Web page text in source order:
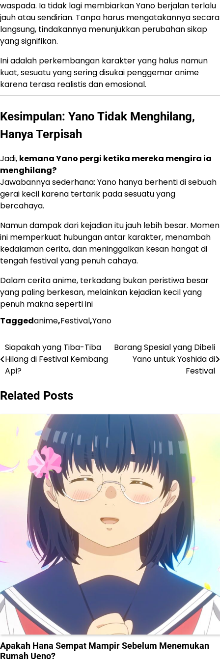
waspada. Ia tidak lagi membiarkan Yano berjalan terlalu
jauh atau sendirian. Tanpa harus mengatakannya secara
langsung, tindakannya menunjukkan perubahan sikap
yang signifikan.
Ini adalah perkembangan karakter yang halus namun
kuat, sesuatu yang sering disukai penggemar anime
karena terasa realistis dan emosional.
Kesimpulan: Yano Tidak Menghilang,
Hanya Terpisah
Jadi, kemana Yano pergi ketika mereka mengira ia
menghilang?
Jawabannya sederhana: Yano hanya berhenti di sebuah
gerai kecil karena tertarik pada sesuatu yang
bercahaya.
Namun dampak dari kejadian itu jauh lebih besar. Momen
ini memperkuat hubungan antar karakter, menambah
kedalaman cerita, dan meninggalkan kesan hangat di
tengah festival yang penuh cahaya.
Dalam cerita anime, terkadang bukan peristiwa besar
yang paling berkesan, melainkan kejadian kecil yang
penuh makna seperti ini
Taggedanime,Festival,Yano
Navigasi
pos
Siapakah yang Tiba-Tiba
Hilang di Festival Kembang
Api?
Barang Spesial yang Dibeli
Yano untuk Yoshida di
Festival
Related Posts
Apakah Hana Sempat Mampir Sebelum Menemukan
Rumah Ueno?